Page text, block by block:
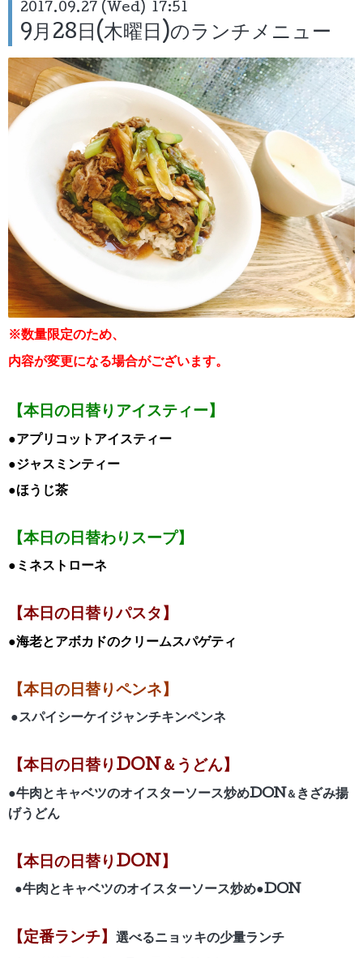
2017.09.27 (Wed) 17:51
9月28日(木曜日)のランチメニュー
※数量限定のため、
内容が変更になる場合がございます。
【本日の日替りアイスティー】
●アプリコットアイスティー
●ジャスミンティー
●ほうじ茶
【本日の日替わりスープ】
●ミネストローネ
【本日の日替りパスタ】
●海老とアボカドのクリームスパゲティ
【本日の日替りペンネ】
●スパイシーケイジャンチキンペンネ
【本日の日替りDON＆うどん】
●牛肉とキャベツのオイスターソース炒めDON ＆ きざみ揚
げうどん
【本日の日替りDON】
●牛肉とキャベツのオイスターソース炒め●DON
【定番ランチ】 選べるニョッキの少量ランチ